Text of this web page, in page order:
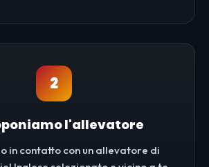
2
l'allevatore
in contatto con un allevatore di